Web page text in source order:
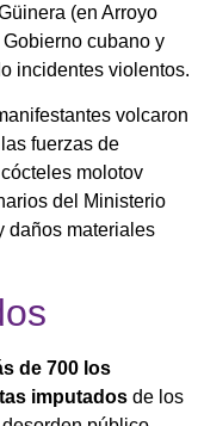
(en Arroyo
cubano y
incidentes violentos.
volcaron
fuerzas de
molotov
del Ministerio
daños materiales
de 700 los
imputados de los